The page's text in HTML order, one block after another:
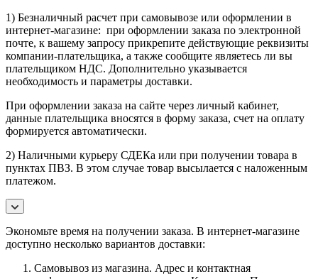
1) Безналичный расчет при самовывозе или оформлении в
интернет-магазине: при оформлении заказа по электронной
почте, к вашему запросу прикрепите действующие реквизиты
компании-плательщика, а также сообщите являетесь ли вы
плательщиком НДС. Дополнительно указывается
необходимость и параметры доставки.
При оформлении заказа на сайте через личный кабинет,
данные плательщика вносятся в форму заказа, счет на оплату
формируется автоматически.
2) Наличными курьеру СДЕКа или при получении товара в
пунктах ПВЗ. В этом случае товар высылается с наложенным
платежом.
Экономьте время на получении заказа. В интернет-магазине
доступно несколько вариантов доставки:
Самовывоз из магазина. Адрес и контактная